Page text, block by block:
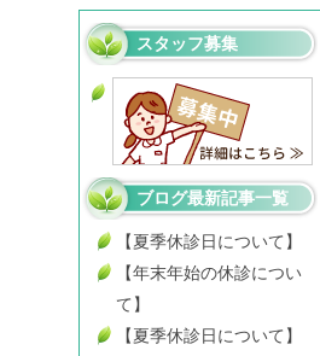
スタッフ募集
ブログ最新記事一覧
【夏季休診日について】
【年末年始の休診につい
て】
【夏季休診日について】